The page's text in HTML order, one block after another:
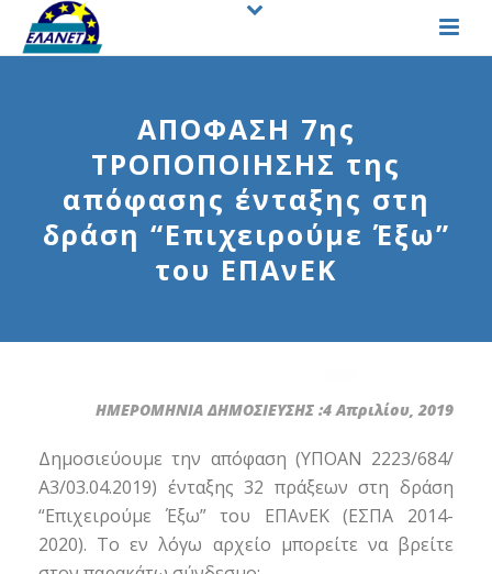
ΑΠΟΦΑΣΗ 7ης
ΤΡΟΠΟΠΟΙΗΣΗΣ της
απόφασης ένταξης στη
δράση “Επιχειρούμε Έξω”
του ΕΠΑνΕΚ
ΗΜΕΡΟΜΗΝΙΑ ΔΗΜΟΣΙΕΥΣΗΣ :4 Απριλίου, 2019
Δημοσιεύουμε την απόφαση (ΥΠΟΑΝ 2223/684/
Α3/03.04.2019) ένταξης 32 πράξεων στη δράση
“Επιχειρούμε Έξω” του ΕΠΑνΕΚ (ΕΣΠΑ 2014-
2020). Το εν λόγω αρχείο μπορείτε να βρείτε